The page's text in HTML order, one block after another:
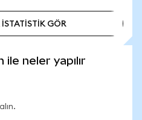
GÖR
neler yapılır